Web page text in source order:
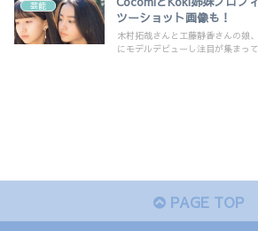
芸能
ツーショット画像も！
木村拓哉さんと工藤静香さんの娘
にモデルデビューし注目が集まっ
PAGE TOP